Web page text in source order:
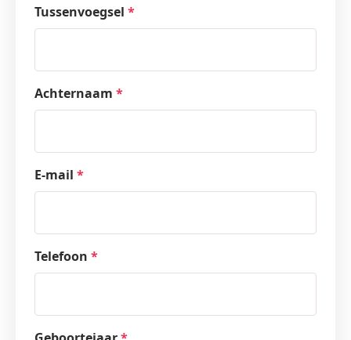
Tussenvoegsel *
Achternaam *
E-mail *
Telefoon *